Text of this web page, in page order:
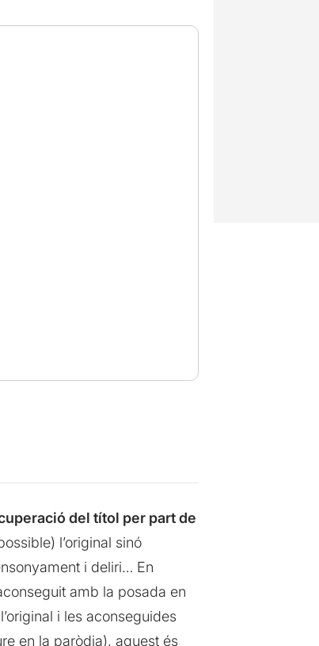
del títol per part de
l’original sinó
i deliri… En
amb la posada en
i les aconseguides
en la paròdia), aquest és